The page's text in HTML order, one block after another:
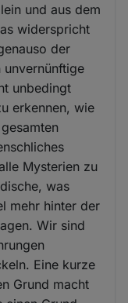
und aus dem
widerspricht
der
unbedingt
erkennen, wie
Mysterien zu
was
mehr hinter der
Wir sind
Eine kurze
Grund macht